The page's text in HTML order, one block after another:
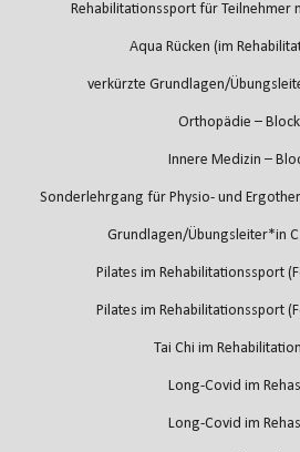
Rehabilitationssport für Teilnehmer
Aqua Rücken (im
verkürzte Grundlagen/
Orthopädie –
Innere Medizin –
Sonderlehrgang für Physio- und
Grundlagen/Übungsleiter*in C
Pilates im Rehabilitationssport
Pilates im Rehabilitationssport
Tai Chi im
Long-Covid im
Long-Covid im